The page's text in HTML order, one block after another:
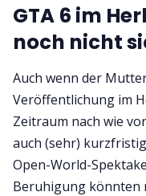
GTA 6 im
noch nicht
Auch wenn der
Veröffentlichung im
Zeitraum nach wie
auch (sehr)
Open-World-
Beruhigung könnten